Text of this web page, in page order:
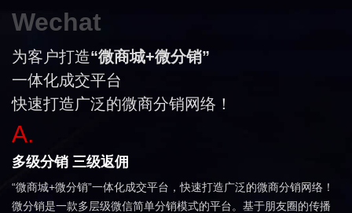
Wechat
为客户打造“微商城+微分销”
一体化成交平台
快速打造广泛的微商分销网络！
A.
多级分销 三级返佣
“微商城+微分销”一体化成交平台，快速打造广泛的微商分销网络！
微分销是一款多层级微信简单分销模式的平台。基于朋友圈的传播